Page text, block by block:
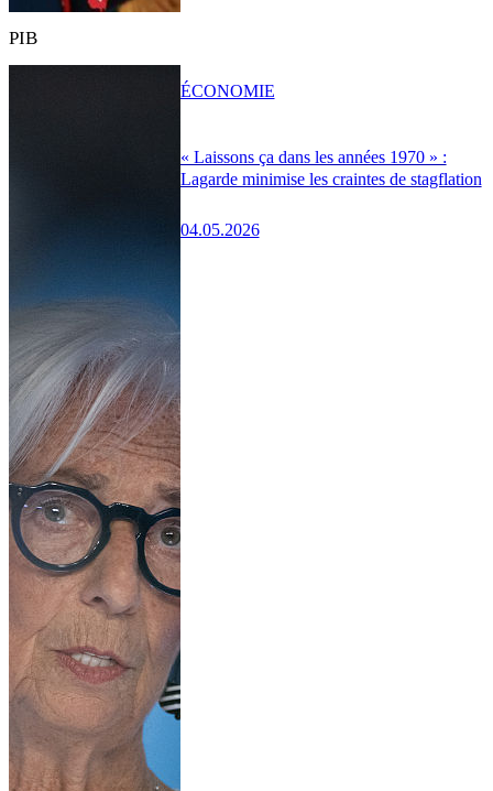
PIB
« Laissons ça dans les années 1970 » :
Lagarde minimise les craintes de stagflation
04.05.2026
ÉCONOMIE